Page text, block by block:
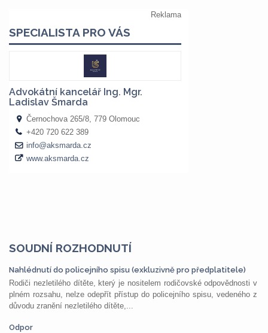
SOUDNÍ ROZHODNUTÍ
Nahlédnutí do policejního spisu (exkluzivně pro předplatitele)
Rodiči nezletilého dítěte, který je nositelem rodičovské odpovědnosti v
plném rozsahu, nelze odepřít přístup do policejního spisu, vedeného z
důvodu zranění nezletilého dítěte,...
Odpor